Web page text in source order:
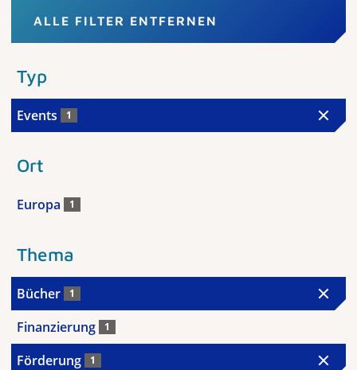
ALLE FILTER ENTFERNEN
Typ
Events 1
Ort
Europa 1
Thema
Bücher 1
Finanzierung 1
Förderung 1